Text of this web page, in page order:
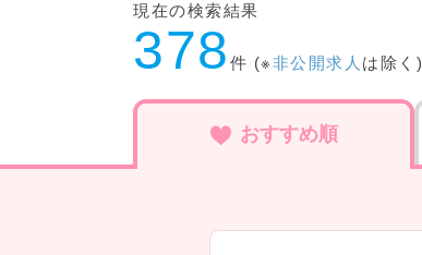
現在の検索結果
378 件 (※非公開求人 は除く)
おすすめ順